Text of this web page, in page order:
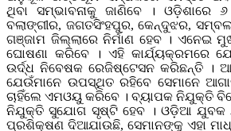
ଥିବା ସମ୍ଭାବନାକୁ ଜାଣିବେ । ଓଡ଼ିଶାରେ
ବଲାଙ୍ଗୀର, ଜଗତସିଂହପୁର, କେନ୍ଦୁଝର,
ଗଞ୍ଜାମ ଜିଲ୍ଲାରେ ନିର୍ମାଣ ହେବ । ଏନେଇ
ଘୋଷଣା କରିବେ । ଏହି କାର୍ଯ୍ୟକ୍ରମରେ
ଉର୍ଦ୍ଧ ନିବେଷକ ରେଜିଷ୍ଟେସନ କରିଛନ୍ତି ।
ଯେଉଁମାନେ ଉପସ୍ଥିତ ରହିବେ ସେମାନେ
ଚାହିଁଲେ ଏମଓୟୁ କରିବେ । ବ୍ୟାପକ ନିଯୁକ୍ତି
ନିଯୁକ୍ତି ସୁଯୋଗ ସୃଷ୍ଟି ହେବ । ଓଡ଼ିଆ ଯୁବକ
ପ୍ରଶିକ୍ଷଣ ଦିଆଯାଉଛି, ସେମାନଙ୍କୁ ଏହା